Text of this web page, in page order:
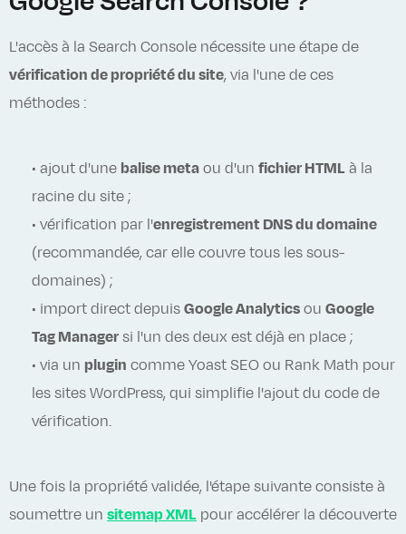
L'accès à la Search Console nécessite une étape de
vérification de propriété du site, via l'une de ces
méthodes :
• ajout d'une balise meta ou d'un fichier HTML à la
racine du site ;
• vérification par l'enregistrement DNS du domaine
(recommandée, car elle couvre tous les sous-
domaines) ;
• import direct depuis Google Analytics ou Google
Tag Manager si l'un des deux est déjà en place ;
• via un plugin comme Yoast SEO ou Rank Math pour
les sites WordPress, qui simplifie l'ajout du code de
vérification.
Une fois la propriété validée, l'étape suivante consiste à
soumettre un sitemap XML pour accélérer la découverte